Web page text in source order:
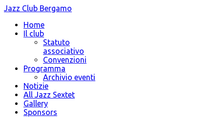
Jazz Club Bergamo
Home
Il club
Statuto
associativo
Convenzioni
Programma
Archivio eventi
Notizie
All Jazz Sextet
Gallery
Sponsors